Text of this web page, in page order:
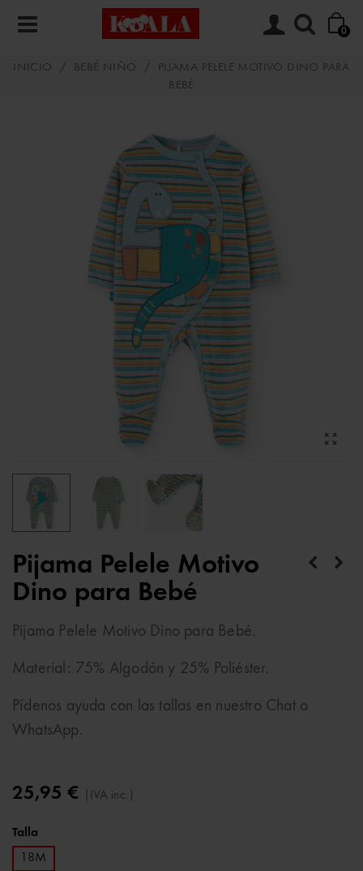
0
INICIO / BEBÉ NIÑO /
PIJAMA PELELE MOTIVO DINO PARA
BEBÉ
Pijama Pelele Motivo
Dino para Bebé
Pijama Pelele Motivo Dino para Bebé.
Material: 75% Algodón y 25% Poliéster.
Pídenos ayuda con las tallas en nuestro Chat o
WhatsApp.
25,95 € (IVA inc.)
Talla
18M